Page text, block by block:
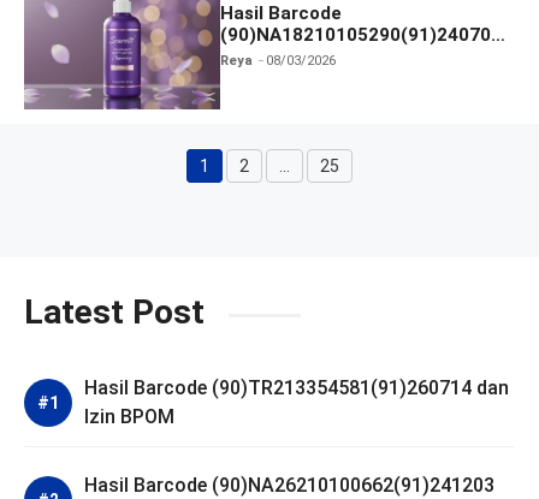
Hasil Barcode
(90)NA18210105290(91)240703
dan Izin BPOM
Reya 08/03/2026
Halaman
1 Halaman
2 … Halaman
25
Latest Post
Hasil Barcode (90)TR213354581(91)260714 dan
Izin BPOM
Hasil Barcode (90)NA26210100662(91)241203